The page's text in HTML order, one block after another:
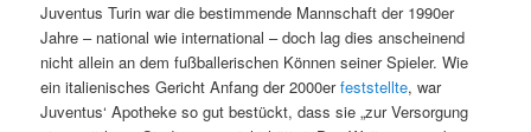
Juventus Turin war die bestimmende Mannschaft der 1990er
Jahre – national wie international – doch lag dies anscheinend
nicht allein an dem fußballerischen Können seiner Spieler. Wie
ein italienisches Gericht Anfang der 2000erfeststellte, war
Juventus‘ Apotheke so gut bestückt, dass sie „zur Versorgung